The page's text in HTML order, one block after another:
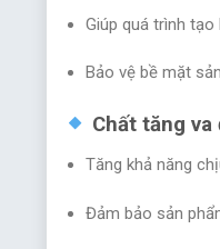
Giúp quá trình
Bảo vệ bề mặt
Chất tăng
Tăng khả năng
Đảm bảo sản